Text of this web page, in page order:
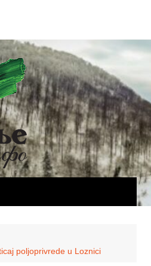
poljoprivrede u Loznici